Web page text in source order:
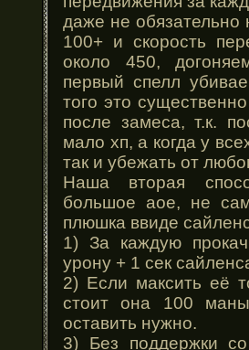
даже не
100+ и скорость
около 450,
первый спелл
того это
после замеса, т.к.
мало хп, а когда у
так и убежать от
Наша вторая
большое аое, не
плюшка ввиде
1) За каждую
урону + 1 сек
2) Если максить её
стоит она 100
оставить нужно.
3) Без поддержки